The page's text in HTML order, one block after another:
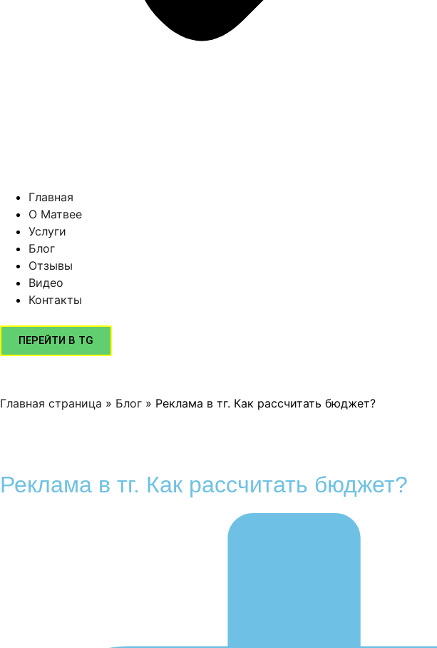
Главная
О Матвее
Услуги
Блог
Отзывы
Видео
Контакты
ПЕРЕЙТИ В TG
Главная страница » Блог » Реклама в тг. Как рассчитать бюджет?
Реклама в тг. Как рассчитать бюджет?